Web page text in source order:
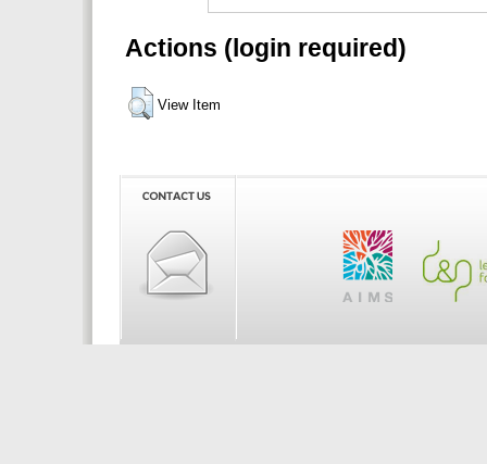
Actions (login required)
View Item